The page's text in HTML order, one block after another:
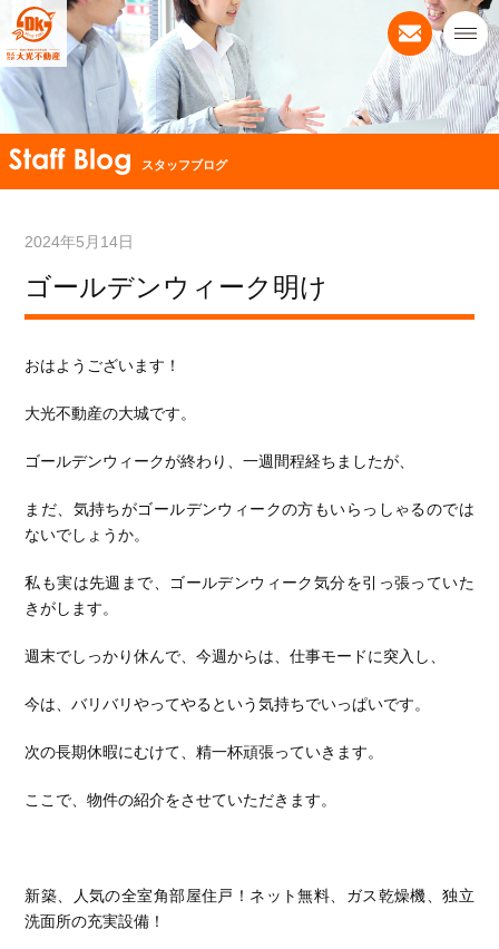
スタッフブログ
2024年5月14日
ゴールデンウィーク明け
おはようございます！
大光不動産の大城です。
ゴールデンウィークが終わり、一週間程経ちましたが、
まだ、気持ちがゴールデンウィークの方もいらっしゃるのでは
ないでしょうか。
私も実は先週まで、ゴールデンウィーク気分を引っ張っていた
きがします。
週末でしっかり休んで、今週からは、仕事モードに突入し、
今は、バリバリやってやるという気持ちでいっぱいです。
次の長期休暇にむけて、精一杯頑張っていきます。
ここで、物件の紹介をさせていただきます。
新築、人気の全室角部屋住戸！ネット無料、ガス乾燥機、独立
洗面所の充実設備！